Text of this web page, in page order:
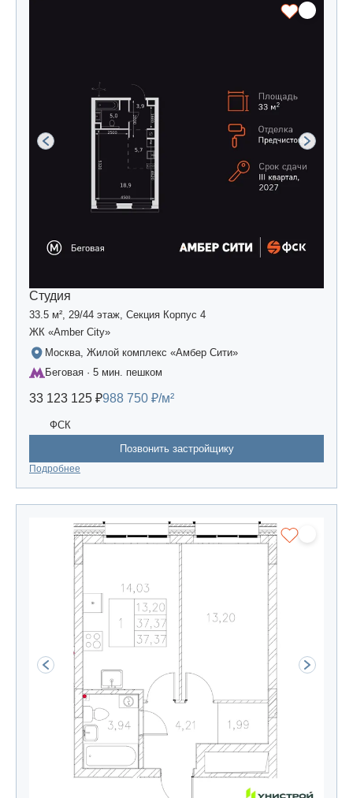
Студия
33.5 м², 29/44 этаж, Секция Корпус 4
ЖК «Amber Сity»
Москва, Жилой комплекс «Амбер Сити»
Беговая · 5 мин. пешком
33 123 125 ₽988 750 ₽/м²
ФСК
Позвонить застройщику
Подробнее